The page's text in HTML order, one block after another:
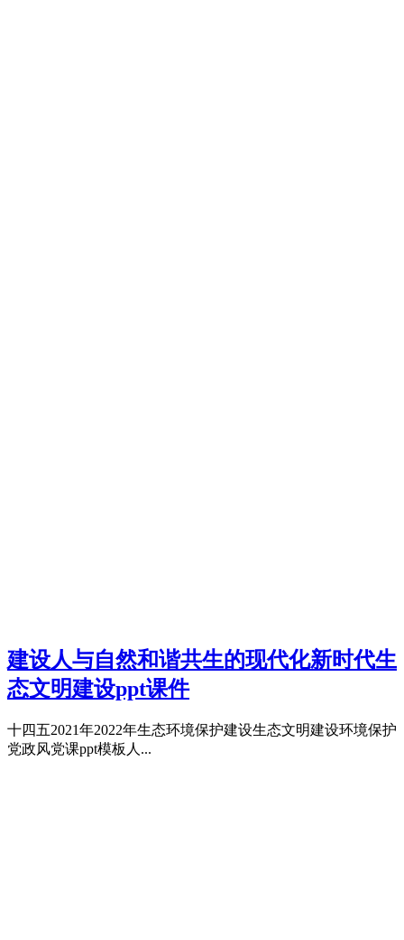
建设人与自然和谐共生的现代化新时代生
态文明建设ppt课件
十四五2021年2022年生态环境保护建设生态文明建设环境保护
党政风党课ppt模板人...